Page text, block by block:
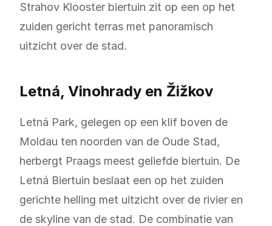
Strahov Klooster biertuin zit op een op het
zuiden gericht terras met panoramisch
uitzicht over de stad.
Letná, Vinohrady en Žižkov
Letná Park, gelegen op een klif boven de
Moldau ten noorden van de Oude Stad,
herbergt Praags meest geliefde biertuin. De
Letná Biertuin beslaat een op het zuiden
gerichte helling met uitzicht over de rivier en
de skyline van de stad. De combinatie van